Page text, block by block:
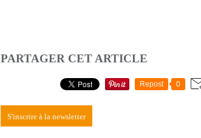
PARTAGER CET ARTICLE
Repost 0
S'inscrire à la newsletter